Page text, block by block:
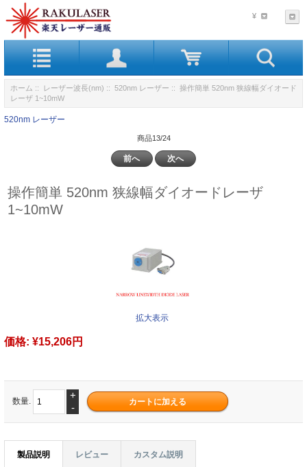
¥
ホーム :: レーザー波長(nm) :: 520nm レーザー :: 操作簡単 520nm 狭線幅ダイオード
レーザ 1~10mW
520nm レーザー
商品13/24
前へ 次へ
操作簡単 520nm 狭線幅ダイオードレーザ
1~10mW
拡大表示
価格: ¥15,206円
数量.
+
-
製品説明 レビュー カスタム説明